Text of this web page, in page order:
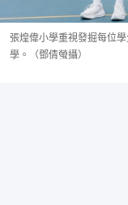
張煌偉小學重視發掘每位
學。（鄧倩螢攝）